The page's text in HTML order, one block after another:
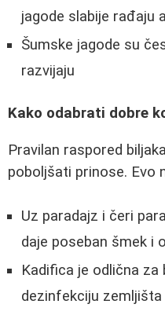
jagode slabije rađaju
Šumske jagode su
razvijaju
Kako odabrati dobre
Pravilan raspored
poboljšati prinose. Evo
Uz paradajz i čeri
daje poseban šmek i
Kadifica je odlična
dezinfekciju zemljišta